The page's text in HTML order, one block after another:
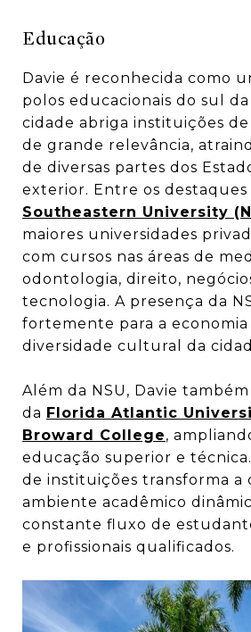
Educação
Davie é reconhecida como
polos educacionais do sul
cidade abriga instituições
de grande relevância,
de diversas partes dos
exterior. Entre os destaques
Southeastern University
maiores universidades
com cursos nas áreas de
odontologia, direito,
tecnologia. A presença da
fortemente para a economia
diversidade cultural da
Além da NSU, Davie
da Florida Atlantic
Broward College,
educação superior e
de instituições transforma a
ambiente acadêmico
constante fluxo de
e profissionais qualificados.